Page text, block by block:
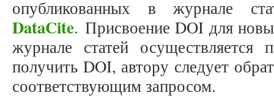
опубликованных в журнале
DataCite. Присвоение DOI для
журнале статей
получить DOI, автору следует
соответствующим запросом.